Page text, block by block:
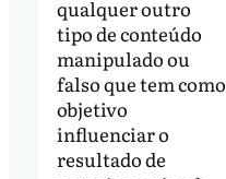
qualquer outro
tipo de conteúdo
manipulado ou
falso que tem como
objetivo
influenciar o
resultado de